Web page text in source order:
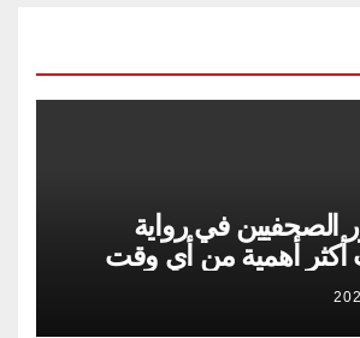
الصحفيين في رواية
أكثر أهمية من أي وقت